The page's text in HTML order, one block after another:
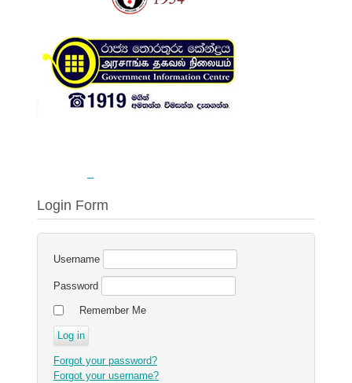
Login Form
Username
Password
Remember Me
Forgot your password?
Forgot your username?